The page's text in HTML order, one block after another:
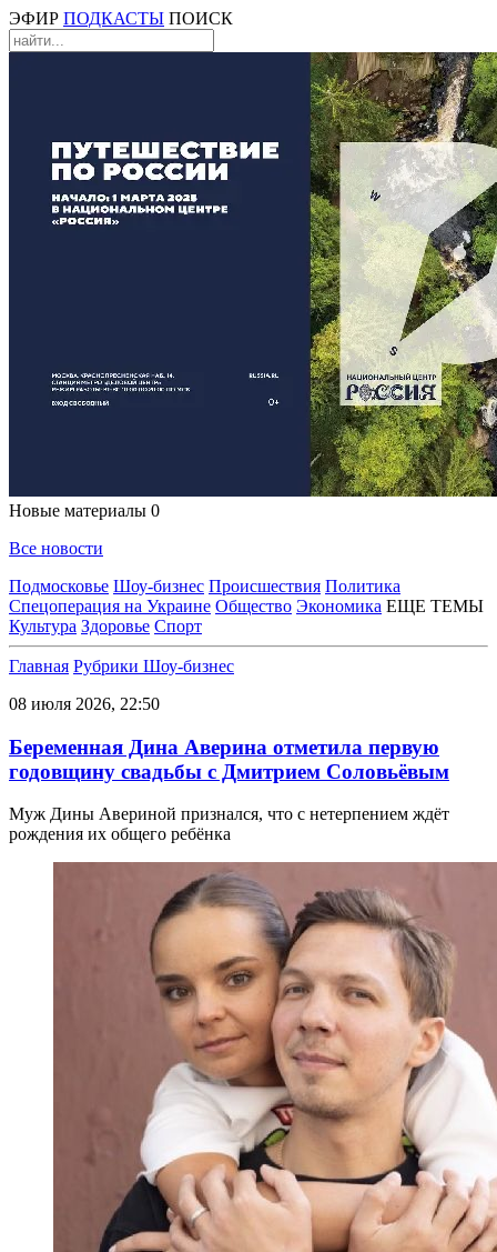
ЭФИР ПОДКАСТЫ ПОИСК
Новые материалы 0
Все новости
Подмосковье Шоу-бизнес Происшествия Политика
Спецоперация на Украине Общество Экономика ЕЩЕ ТЕМЫ
Культура Здоровье Спорт
Главная Рубрики Шоу-бизнес
08 июля 2026, 22:50
Беременная Дина Аверина отметила первую
годовщину свадьбы с Дмитрием Соловьёвым
Муж Дины Авериной признался, что с нетерпением ждёт
рождения их общего ребёнка